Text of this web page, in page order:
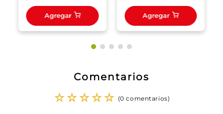
Agregar Agregar
Comentarios
☆☆☆☆☆ (0 comentarios)